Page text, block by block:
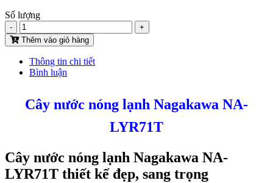
Số lượng
-
+
Thêm vào giỏ hàng
Thông tin chi tiết
Bình luận
Cây nước nóng lạnh Nagakawa NA-
LYR71T
Cây nước nóng lạnh Nagakawa NA-
LYR71T thiết kế đẹp, sang trọng